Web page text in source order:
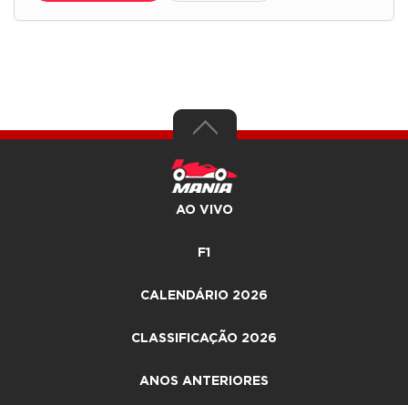
AO VIVO
F1
CALENDÁRIO 2026
CLASSIFICAÇÃO 2026
ANOS ANTERIORES